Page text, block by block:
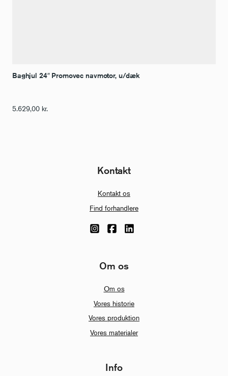
Baghjul 24″ Promovec navmotor, u/dæk
5.629,00 kr.
Kontakt
Kontakt os
Find forhandlere
Om os
Om os
Vores historie
Vores produktion
Vores materialer
Info